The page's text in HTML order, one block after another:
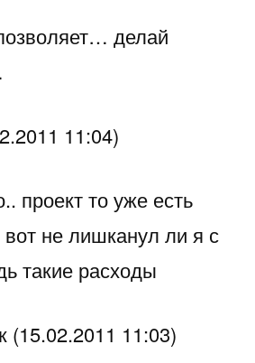
делай
11:04)
проект то уже есть
не лишканул ли я с
такие расходы
(15.02.2011 11:03)